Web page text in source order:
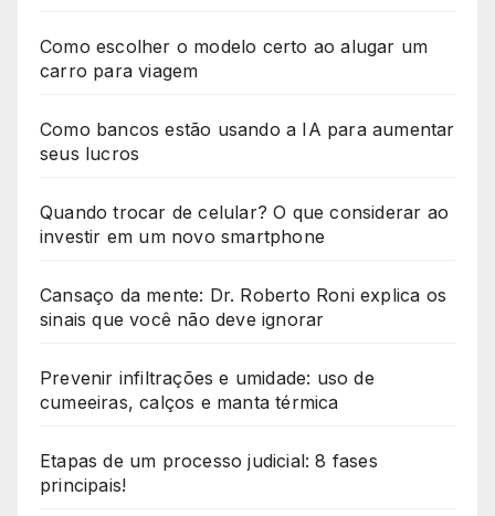
Como escolher o modelo certo ao alugar um
carro para viagem
Como bancos estão usando a IA para aumentar
seus lucros
Quando trocar de celular? O que considerar ao
investir em um novo smartphone
Cansaço da mente: Dr. Roberto Roni explica os
sinais que você não deve ignorar
Prevenir infiltrações e umidade: uso de
cumeeiras, calços e manta térmica
Etapas de um processo judicial: 8 fases
principais!